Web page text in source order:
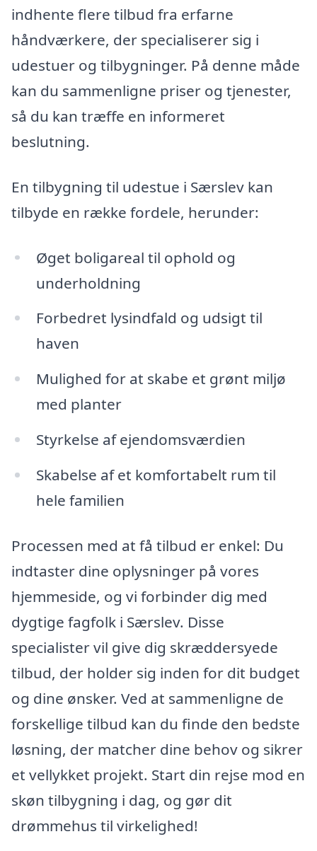
indhente flere tilbud fra erfarne
håndværkere, der specialiserer sig i
udestuer og tilbygninger. På denne måde
kan du sammenligne priser og tjenester,
så du kan træffe en informeret
beslutning.
En tilbygning til udestue i Særslev kan
tilbyde en række fordele, herunder:
Øget boligareal til ophold og
underholdning
Forbedret lysindfald og udsigt til
haven
Mulighed for at skabe et grønt miljø
med planter
Styrkelse af ejendomsværdien
Skabelse af et komfortabelt rum til
hele familien
Processen med at få tilbud er enkel: Du
indtaster dine oplysninger på vores
hjemmeside, og vi forbinder dig med
dygtige fagfolk i Særslev. Disse
specialister vil give dig skræddersyede
tilbud, der holder sig inden for dit budget
og dine ønsker. Ved at sammenligne de
forskellige tilbud kan du finde den bedste
løsning, der matcher dine behov og sikrer
et vellykket projekt. Start din rejse mod en
skøn tilbygning i dag, og gør dit
drømmehus til virkelighed!